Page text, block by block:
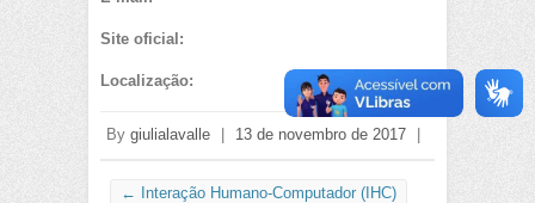
Site oficial:
Localização:
By giulialavalle | 13 de novembro de 2017 |
← Interação Humano-Computador (IHC)